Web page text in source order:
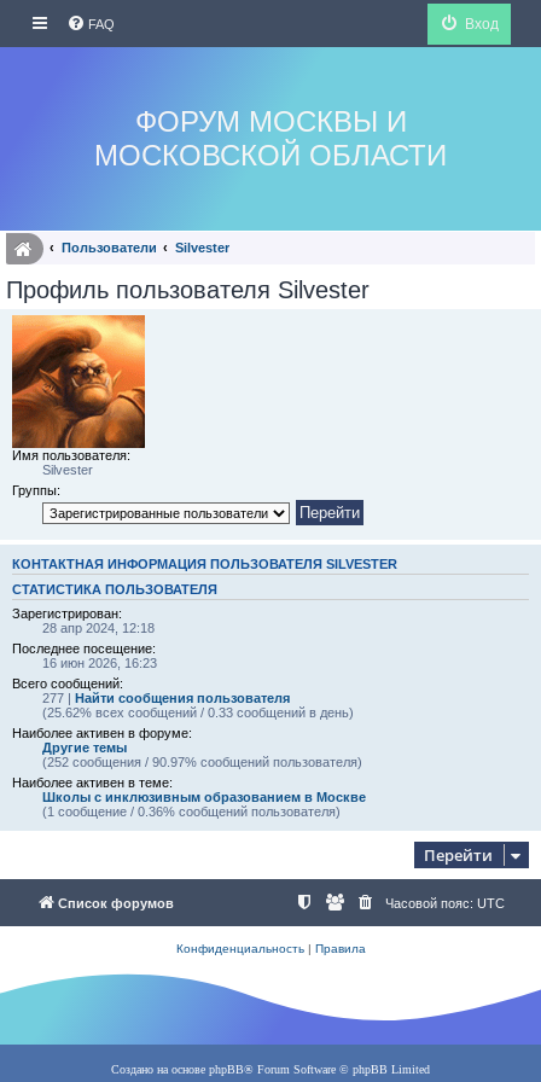
FAQ Вход
ФОРУМ МОСКВЫ И
МОСКОВСКОЙ ОБЛАСТИ
Пользователи Silvester
Профиль пользователя Silvester
Имя пользователя:
Silvester
Группы:
КОНТАКТНАЯ ИНФОРМАЦИЯ ПОЛЬЗОВАТЕЛЯ SILVESTER
СТАТИСТИКА ПОЛЬЗОВАТЕЛЯ
Зарегистрирован:
28 апр 2024, 12:18
Последнее посещение:
16 июн 2026, 16:23
Всего сообщений:
277 | Найти сообщения пользователя
(25.62% всех сообщений / 0.33 сообщений в день)
Наиболее активен в форуме:
Другие темы
(252 сообщения / 90.97% сообщений пользователя)
Наиболее активен в теме:
Школы с инклюзивным образованием в Москве
(1 сообщение / 0.36% сообщений пользователя)
Перейти
Список форумов Часовой пояс: UTC
Конфиденциальность| Правила
Создано на основе phpBB® Forum Software © phpBB Limited